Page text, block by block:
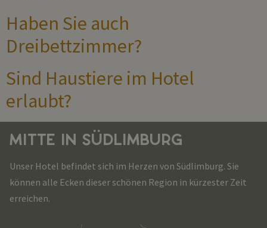
Haben Sie auch
Dreibettzimmer?
Sind Haustiere im Hotel
erlaubt?
MITTE IN SÜDLIMBURG
Unser Hotel befindet sich im Herzen von Südlimburg. Sie
können alle Ecken dieser schönen Region in kürzester Zeit
erreichen.